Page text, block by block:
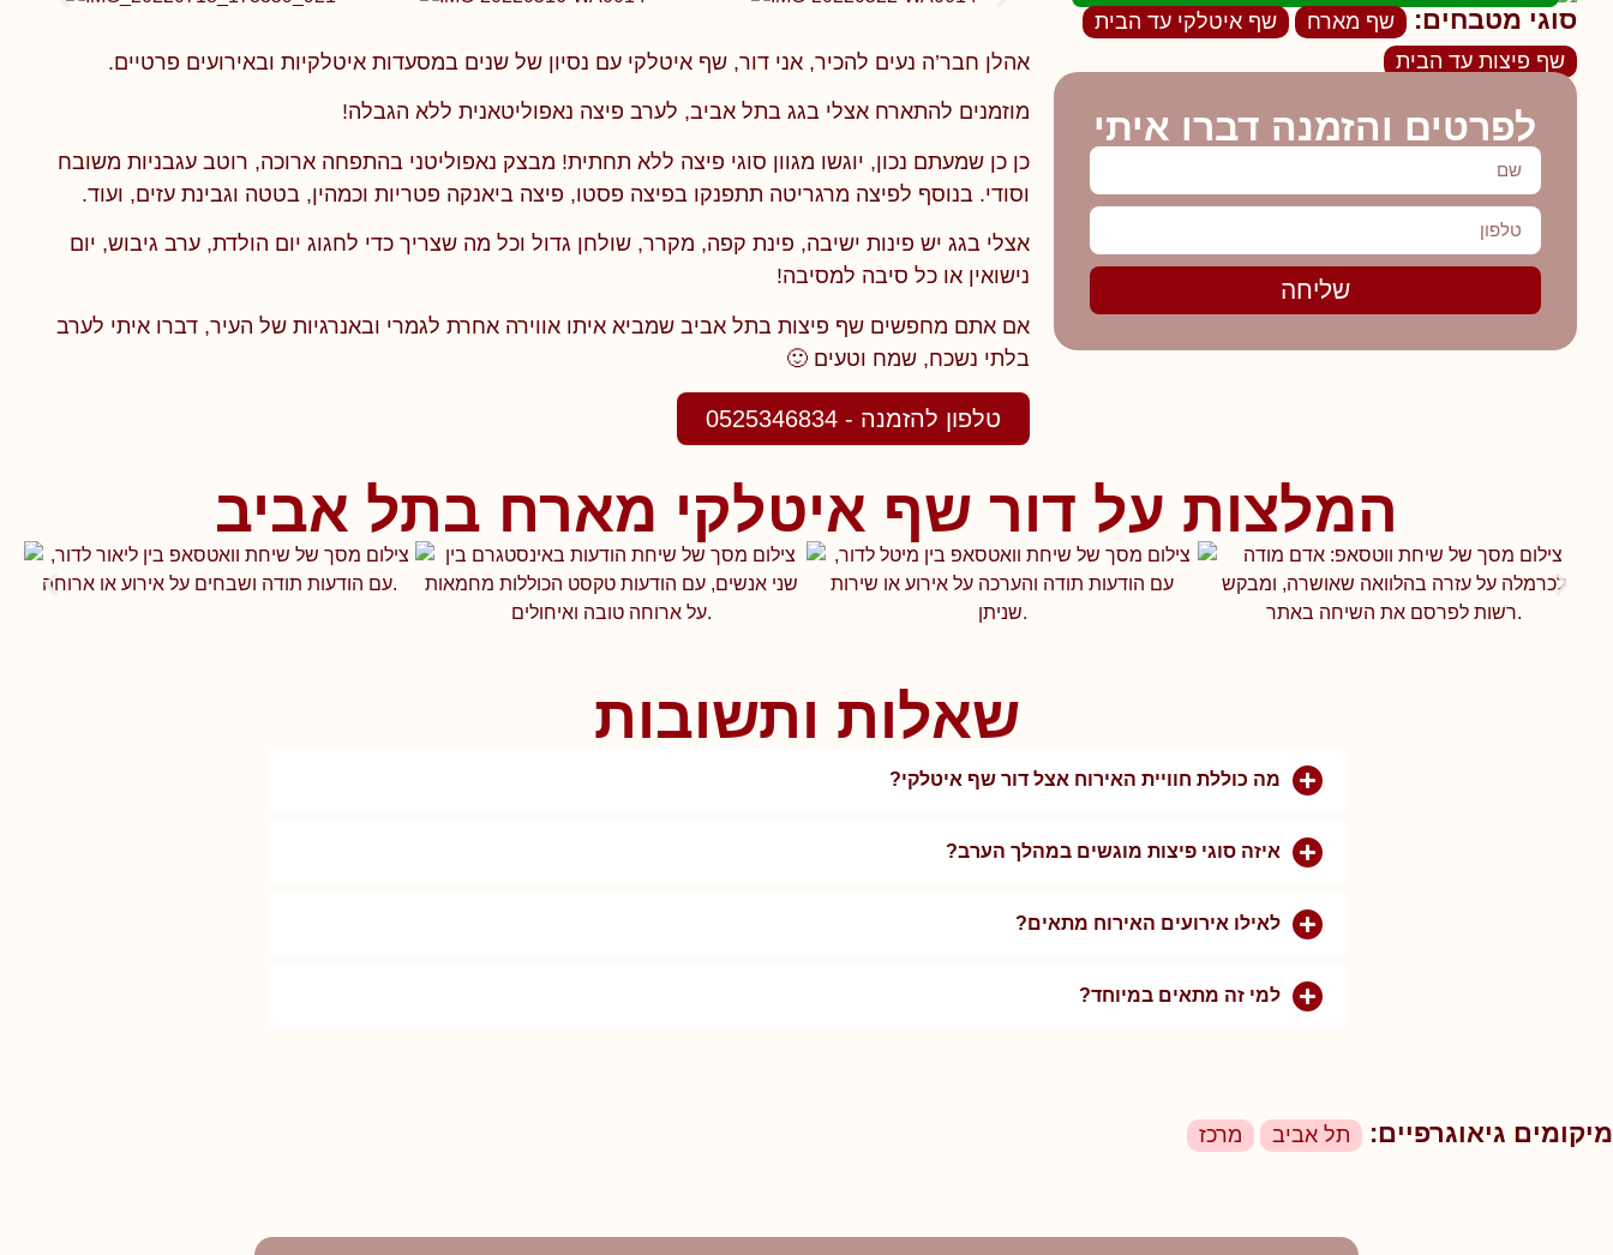
אהלן חבר’ה נעים להכיר, אני דור, שף איטלקי עם נסיון של שנים במסעדות איטלקיות ובאירועים פרטיים.
מוזמנים להתארח אצלי בגג בתל אביב, לערב פיצה נאפוליטאנית ללא הגבלה!
כן כן שמעתם נכון, יוגשו מגוון סוגי פיצה ללא תחתית! מבצק נאפוליטני בהתפחה ארוכה, רוטב עגבניות משובח
וסודי. בנוסף לפיצה מרגריטה תתפנקו בפיצה פסטו, פיצה ביאנקה פטריות וכמהין, בטטה וגבינת עזים, ועוד.
אצלי בגג יש פינות ישיבה, פינת קפה, מקרר, שולחן גדול וכל מה שצריך כדי לחגוג יום הולדת, ערב גיבוש, יום
נישואין או כל סיבה למסיבה!
אם אתם מחפשים שף פיצות בתל אביב שמביא איתו אווירה אחרת לגמרי ובאנרגיות של העיר, דברו איתי לערב
בלתי נשכח, שמח וטעים 🙂
טלפון להזמנה - 0525346834
סוגי מטבחים: שף מארח
שף איטלקי עד הבית
שף פיצות עד הבית
לפרטים והזמנה דברו איתי
שליחה
המלצות על דור שף איטלקי מארח בתל אביב
שאלות ותשובות
מה כוללת חוויית האירוח אצל דור שף איטלקי?
איזה סוגי פיצות מוגשים במהלך הערב?
לאילו אירועים האירוח מתאים?
למי זה מתאים במיוחד?
מיקומים גיאוגרפיים: תל אביב מרכז